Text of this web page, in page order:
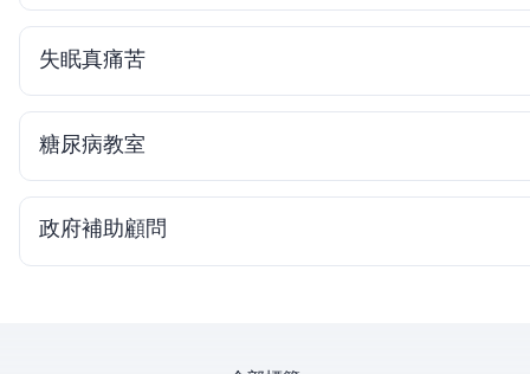
失眠真痛苦
糖尿病教室
政府補助顧問